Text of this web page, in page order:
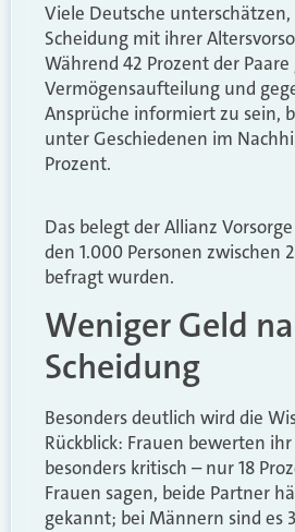
Viele Deutsche unterschätzen,
Scheidung mit ihrer
Während 42 Prozent der
Vermögensaufteilung und
Ansprüche informiert zu sein,
unter Geschiedenen im
Prozent.
Das belegt der Allianz
den 1.000 Personen zwischen
befragt wurden.
Weniger Geld
Scheidung
Besonders deutlich wird die
Rückblick: Frauen bewerten
besonders kritisch – nur 18
Frauen sagen, beide Partner
gekannt; bei Männern sind es